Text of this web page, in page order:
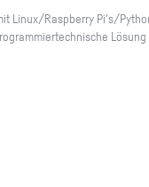
Linux/Raspber­ry Pi's/